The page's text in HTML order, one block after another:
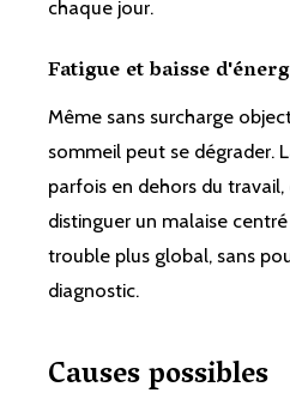
chaque jour.
Fatigue et baisse
Même sans surcharge
sommeil peut se dégrader.
parfois en dehors du
distinguer un malaise
trouble plus global, sans
diagnostic.
Causes possibles